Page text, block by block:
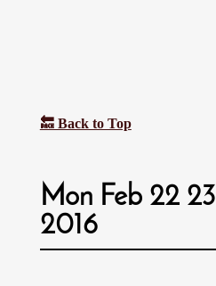
🔙 Back to Top
Mon Feb 22
2016